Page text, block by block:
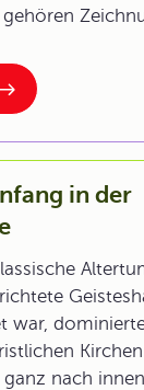
in der
war,
nach